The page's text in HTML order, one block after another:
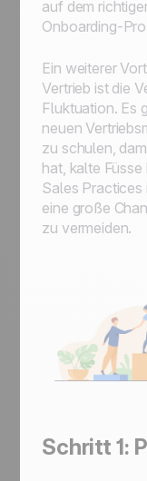
auf dem
Onboarding-
Ein weiterer
Vertrieb ist die
Fluktuation. Es
neuen
zu schulen,
hat, kalte
Sales Practices
eine große
zu vermeiden.
Schritt 1: